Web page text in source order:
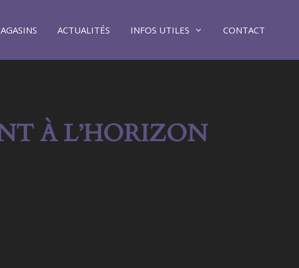
ACTUALITÉS INFOS UTILES CONTACT
À L’HORIZON